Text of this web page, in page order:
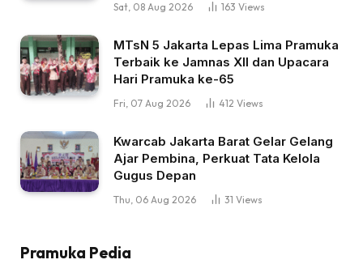
Sat, 08 Aug 2026 163 Views
MTsN 5 Jakarta Lepas Lima Pramuka
Terbaik ke Jamnas XII dan Upacara
Hari Pramuka ke-65
Fri, 07 Aug 2026 412 Views
Kwarcab Jakarta Barat Gelar Gelang
Ajar Pembina, Perkuat Tata Kelola
Gugus Depan
Thu, 06 Aug 2026 31 Views
Pramuka Pedia